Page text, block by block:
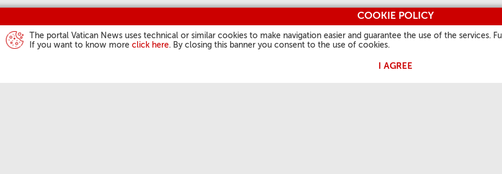
COOKIE POLICY
The portal Vatican News uses technical or similar cookies to make navigation easier and guarantee the use of the services.
If you want to know more click here. By closing this banner you consent to the use of cookies.
I AGREE